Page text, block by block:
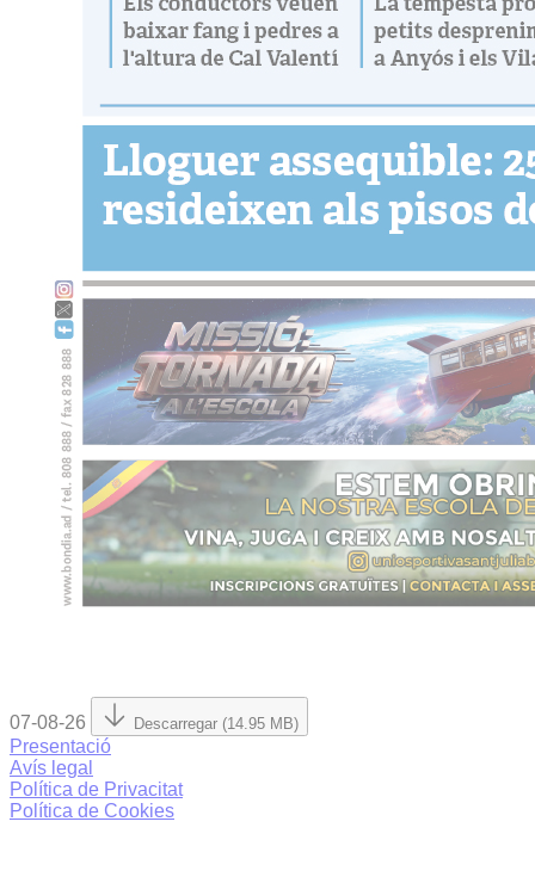
07-08-26 Descarregar (14.95 MB)
Presentació
Avís legal
Política de Privacitat
Política de Cookies